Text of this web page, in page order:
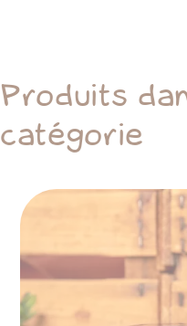
Produits
catégorie